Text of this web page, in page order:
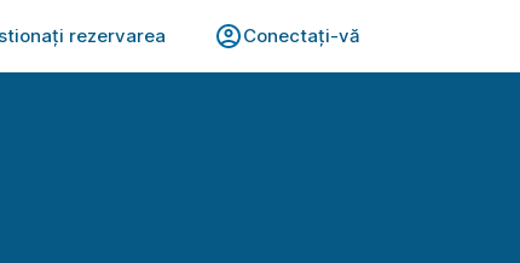
rezervarea Conectați-vă